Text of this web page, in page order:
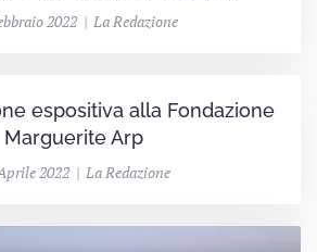
2022 | La Redazione
espositiva alla Fondazione
Marguerite Arp
2022 | La Redazione